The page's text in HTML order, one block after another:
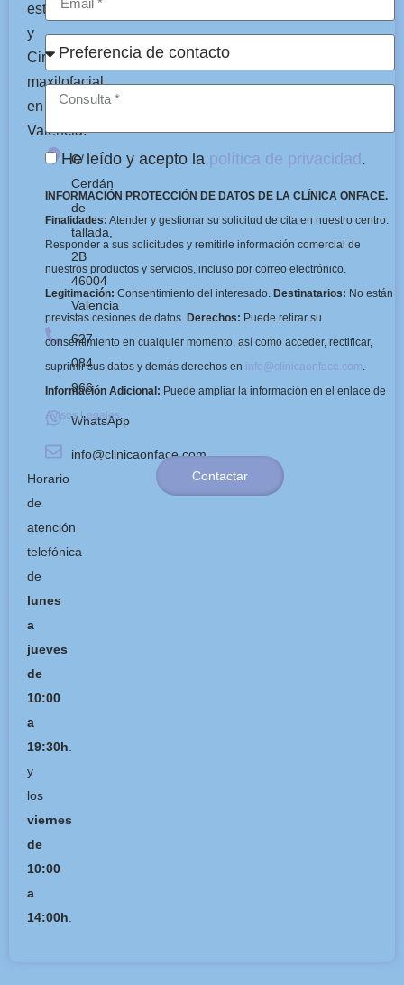
estética
y
Cirugía
maxilofacial
en
Valencia.
C/
Cerdán
de
tallada,
2B
46004
Valencia
627
084
966
WhatsApp
info@clinicaonface.com
Horario
de
atención
telefónica
de
lunes
a
jueves
de
10:00
a
19:30h.
y
los
viernes
de
10:00
a
14:00h.
He leído y acepto la política de privacidad .
INFORMACIÓN PROTECCIÓN DE DATOS DE LA CLÍNICA ONFACE.
Finalidades: Atender y gestionar su solicitud de cita en nuestro centro.
Responder a sus solicitudes y remitirle información comercial de
nuestros productos y servicios, incluso por correo electrónico.
Legitimación: Consentimiento del interesado. Destinatarios: No están
previstas cesiones de datos. Derechos: Puede retirar su
consentimiento en cualquier momento, así como acceder, rectificar,
suprimir sus datos y demás derechos en info@clinicaonface.com.
Información Adicional: Puede ampliar la información en el enlace de
Avisos Legales.
Contactar